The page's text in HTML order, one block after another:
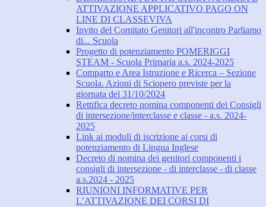
ATTIVAZIONE APPLICATIVO PAGO ON
LINE DI CLASSEVIVA
Invito del Comitato Genitori all'incontro Parliamo
di... Scuola
Progetto di potenziamento POMERIGGI
STEAM - Scuola Primaria a.s. 2024-2025
Comparto e Area Istruzione e Ricerca – Sezione
Scuola. Azioni di Sciopero previste per la
giornata del 31/10/2024
Rettifica decreto nomina componenti dei Consigli
di intersezione/interclasse e classe - a.s. 2024-
2025
Link ai moduli di iscrizione ai corsi di
potenziamento di Lingua Inglese
Decreto di nomina dei genitori componenti i
consigli di intersezione - di interclasse - di classe
a.s.2024 - 2025
RIUNIONI INFORMATIVE PER
L’ATTIVAZIONE DEI CORSI DI